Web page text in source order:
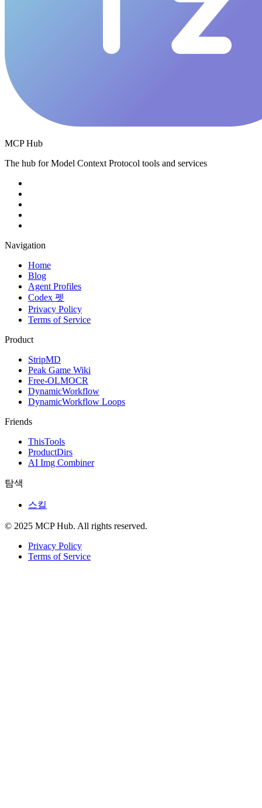
MCP Hub
The hub for Model Context Protocol tools and services
Navigation
Home
Blog
Agent Profiles
Codex 펫
Privacy Policy
Terms of Service
Product
StripMD
Peak Game Wiki
Free-OLMOCR
DynamicWorkflow
DynamicWorkflow Loops
Friends
ThisTools
ProductDirs
AI Img Combiner
탐색
스킬
© 2025 MCP Hub. All rights reserved.
Privacy Policy
Terms of Service